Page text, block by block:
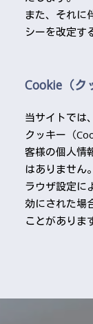
また、それに
シーを改定す
Cookie（ク
当サイトでは
クッキー（
客様の個人情
はありません
ラウザ設定に
効にされた場
ことがありま